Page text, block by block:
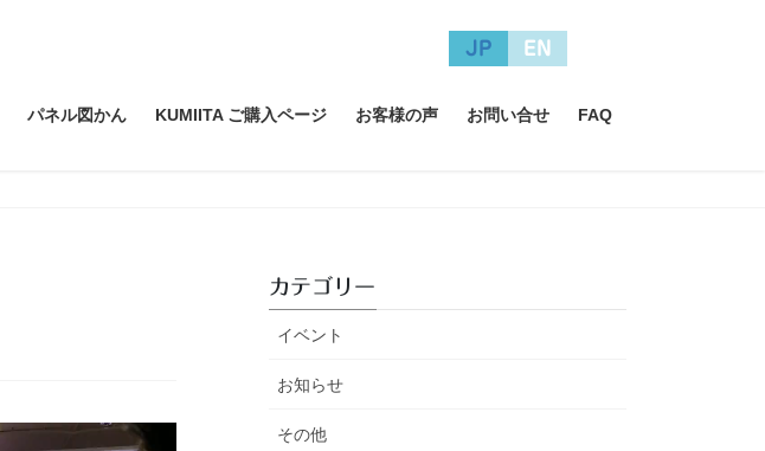
JP EN
パネル図かん KUMIITA ご購入ページ お客様の声 お問い合せ FAQ
カテゴリー
イベント
お知らせ
その他